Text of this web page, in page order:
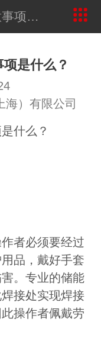
使用储能焊机的三大注意事项是什么？
是什么？
海）有限公司
什么？
者必须要经过
品，戴好手套
。专业的储能
接处实现焊接
操作者佩戴劳